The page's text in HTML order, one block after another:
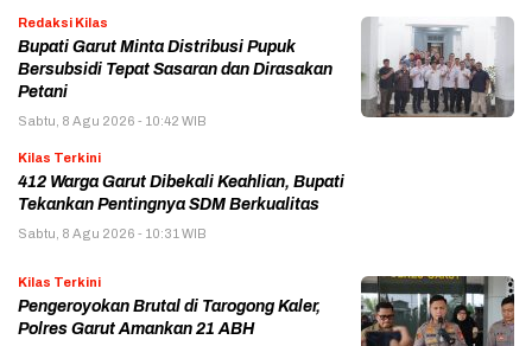
Redaksi Kilas
Bupati Garut Minta Distribusi Pupuk
Bersubsidi Tepat Sasaran dan Dirasakan
Petani
Sabtu, 8 Agu 2026 - 10:42 WIB
Kilas Terkini
412 Warga Garut Dibekali Keahlian, Bupati
Tekankan Pentingnya SDM Berkualitas
Sabtu, 8 Agu 2026 - 10:31 WIB
Kilas Terkini
Pengeroyokan Brutal di Tarogong Kaler,
Polres Garut Amankan 21 ABH